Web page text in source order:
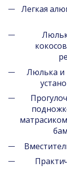
Легкая
Люлька и